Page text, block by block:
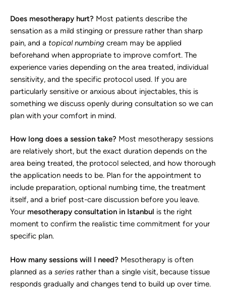
Does mesotherapy hurt? Most patients describe the
sensation as a mild stinging or pressure rather than sharp
pain, and a topical numbing cream may be applied
beforehand when appropriate to improve comfort. The
experience varies depending on the area treated, individual
sensitivity, and the specific protocol used. If you are
particularly sensitive or anxious about injectables, this is
something we discuss openly during consultation so we can
plan with your comfort in mind.
How long does a session take? Most mesotherapy sessions
are relatively short, but the exact duration depends on the
area being treated, the protocol selected, and how thorough
the application needs to be. Plan for the appointment to
include preparation, optional numbing time, the treatment
itself, and a brief post-care discussion before you leave.
Your mesotherapy consultation in Istanbul is the right
moment to confirm the realistic time commitment for your
specific plan.
How many sessions will I need? Mesotherapy is often
planned as a series rather than a single visit, because tissue
responds gradually and changes tend to build up over time.